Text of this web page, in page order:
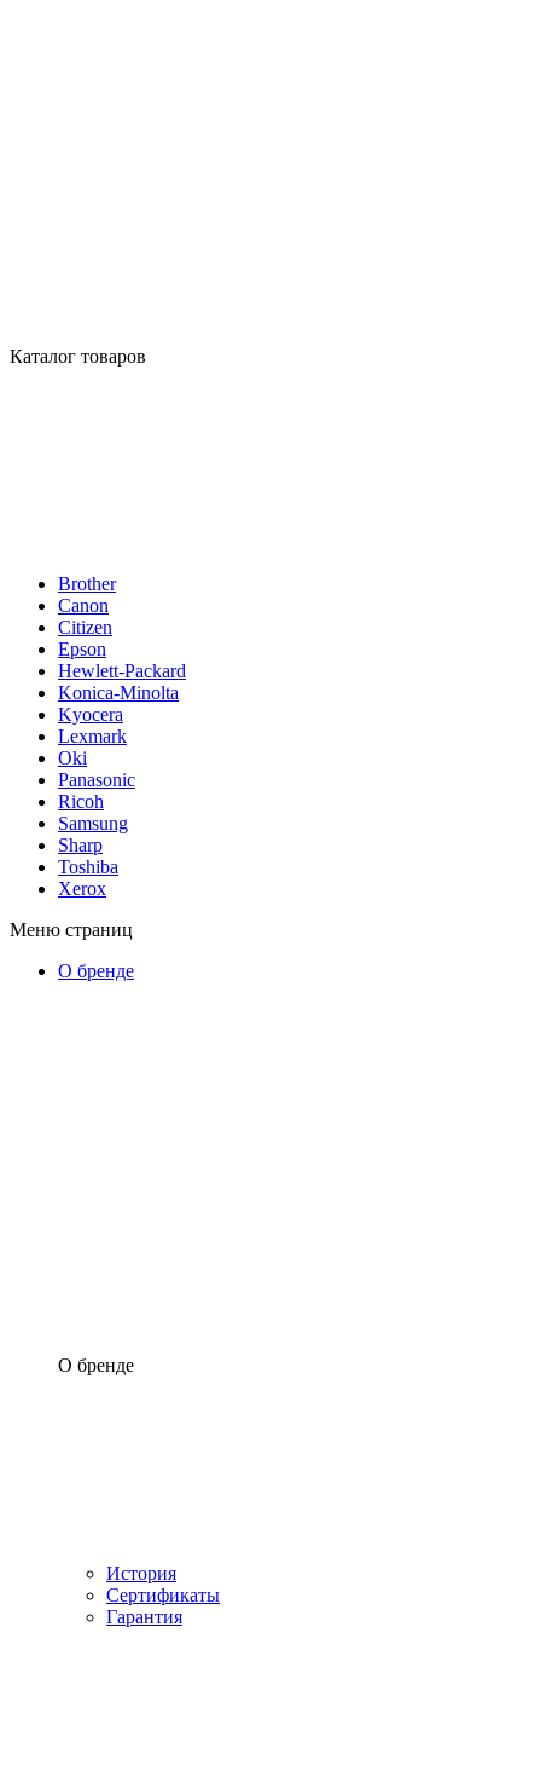
Каталог товаров
Brother
Canon
Citizen
Epson
Hewlett-Packard
Konica-Minolta
Kyocera
Lexmark
Oki
Panasonic
Ricoh
Samsung
Sharp
Toshiba
Xerox
Меню страниц
О бренде
О бренде
История
Сертификаты
Гарантия